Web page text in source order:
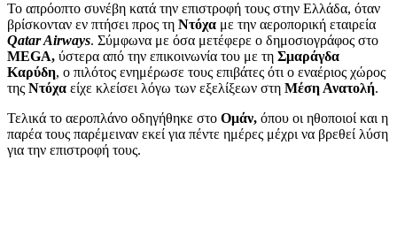
Το απρόοπτο συνέβη κατά την επιστροφή τους στην Ελλάδα, όταν
βρίσκονταν εν πτήσει προς τη Ντόχα με την αεροπορική εταιρεία
Qatar Airways. Σύμφωνα με όσα μετέφερε ο δημοσιογράφος στο
MEGA, ύστερα από την επικοινωνία του με τη Σμαράγδα
Καρύδη, ο πιλότος ενημέρωσε τους επιβάτες ότι ο εναέριος χώρος
της Ντόχα είχε κλείσει λόγω των εξελίξεων στη Μέση Ανατολή.
Τελικά το αεροπλάνο οδηγήθηκε στο Ομάν, όπου οι ηθοποιοί και η
παρέα τους παρέμειναν εκεί για πέντε ημέρες μέχρι να βρεθεί λύση
για την επιστροφή τους.